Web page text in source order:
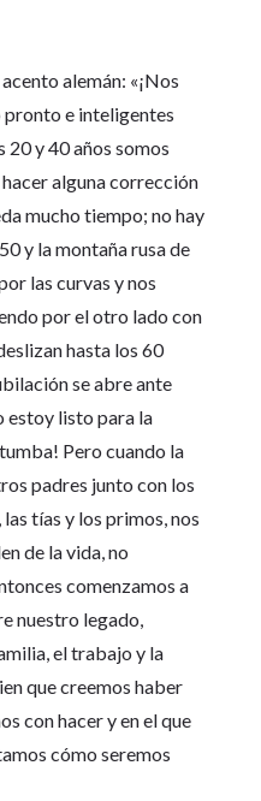
alemán: «¡Nos
e inteligentes
y 40 años somos
alguna corrección
mucho tiempo; no hay
y la montaña rusa de
las curvas y nos
por el otro lado con
hasta los 60
se abre ante
estoy listo para la
Pero cuando la
padres junto con los
tías y los primos, nos
de la vida, no
comenzamos a
nuestro legado,
el trabajo y la
que creemos haber
con hacer y en el que
cómo seremos